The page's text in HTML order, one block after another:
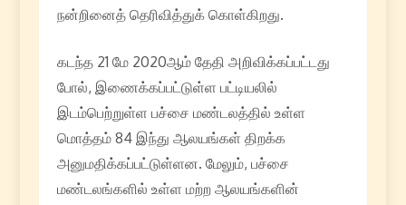
நன்றினைத் தெரிவித்துக் கொள்கிறது.
கடந்த 21 மே 2020ஆம் தேதி அறிவிக்கப்பட்டது
போல், இணைக்கப்பட்டுள்ள பட்டியலில்
இடம்பெற்றுள்ள பச்சை மண்டலத்தில் உள்ள
மொத்தம் 84 இந்து ஆலயங்கள் திறக்க
அனுமதிக்கப்பட்டுள்ளன. மேலும், பச்சை
மண்டலங்களில் உள்ள மற்ற ஆலயங்களின்